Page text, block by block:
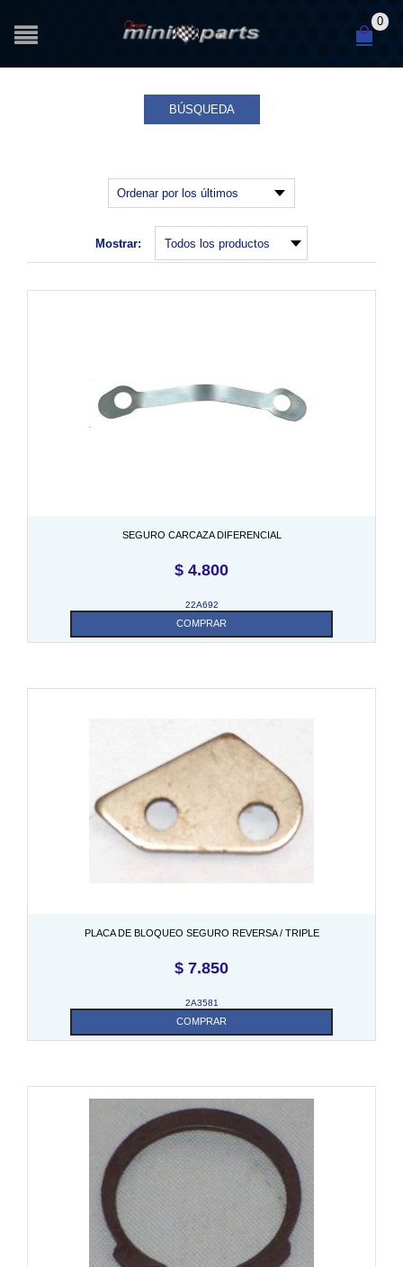
0
Mostrar:
SEGURO CARCAZA DIFERENCIAL
$ 4.800
22A692
COMPRAR
PLACA DE BLOQUEO SEGURO REVERSA / TRIPLE
$ 7.850
2A3581
COMPRAR
BÚSQUEDA